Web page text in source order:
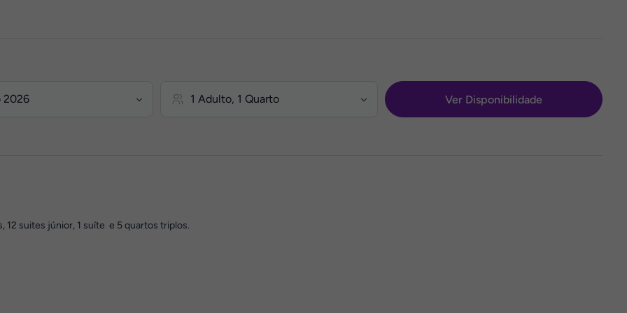
Ver Disponibilidade
12 suites júnior, 1 suíte e 5 quartos triplos.